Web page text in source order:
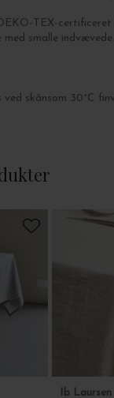
TEX-certificeret
smalle
ved skånsom 30°C
Ib Laursen